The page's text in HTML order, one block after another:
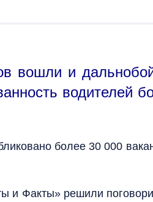
вошли и
водителей
более 30 000
Факты» решили